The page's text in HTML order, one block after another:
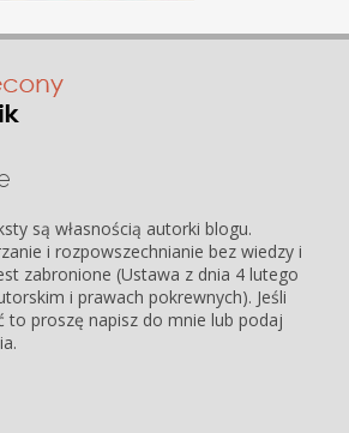
są własnością autorki blogu.
i rozpowszechnianie bez wiedzy i
zabronione (Ustawa z dnia 4 lutego
i prawach pokrewnych). Jeśli
to proszę napisz do mnie lub podaj